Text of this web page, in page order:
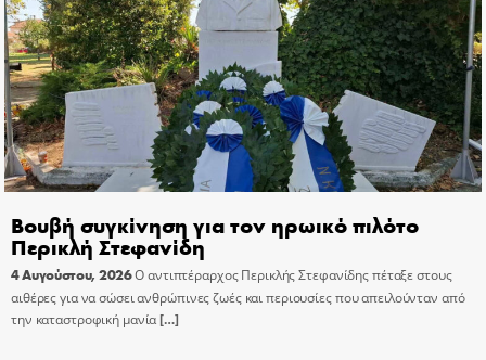
Βουβή συγκίνηση για τον ηρωικό πιλότο
Περικλή Στεφανίδη
4 Αυγούστου, 2026Ο αντιπτέραρχος Περικλής Στεφανίδης πέταξε στους
αιθέρες για να σώσει ανθρώπινες ζωές και περιουσίες που απειλούνταν από
την καταστροφική μανία[…]